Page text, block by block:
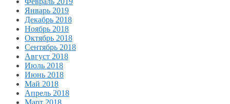
Январь 2019
Декабрь 2018
Ноябрь 2018
Октябрь 2018
Сентябрь 2018
Август 2018
Июль 2018
Июнь 2018
Май 2018
Апрель 2018
Март 2018